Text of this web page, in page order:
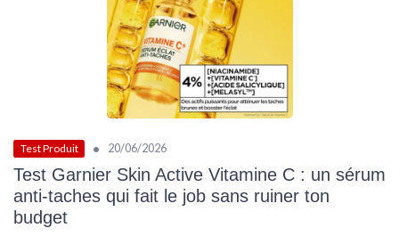
Test Produit • 20/06/2026
Test Garnier Skin Active Vitamine C : un sérum
anti-taches qui fait le job sans ruiner ton
budget